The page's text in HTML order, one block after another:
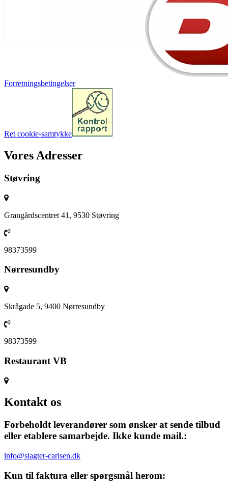
Forretningsbetingelser
Ret cookie-samtykke
Vores Adresser
Støvring
Grangårdscentret 41, 9530 Støvring
98373599
Nørresundby
Skrågade 5, 9400 Nørresundby
98373599
Restaurant VB
Kontakt os
Forbeholdt leverandører som ønsker at sende tilbud
eller etablere samarbejde. Ikke kunde mail.:
info@slagter-carlsen.dk
Kun til faktura eller spørgsmål herom: